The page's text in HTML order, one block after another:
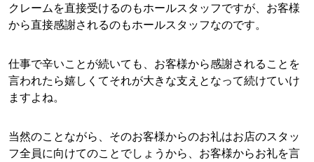
クレームを直接受けるのもホールスタッフですが、お客様
から直接感謝されるのもホールスタッフなのです。
仕事で辛いことが続いても、お客様から感謝されることを
言われたら嬉しくてそれが大きな支えとなって続けていけ
ますよね。
当然のことながら、そのお客様からのお礼はお店のスタッ
フ全員に向けてのことでしょうから、お客様からお礼を言